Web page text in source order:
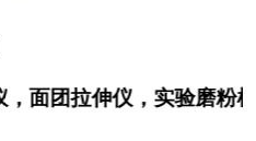
，面团拉伸仪，实验磨粉机